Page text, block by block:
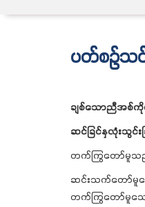
ပတ်စဉ်သ
ချစ်သောညီအစ်ကို
ဆင်ခြင်နှလုံးသွင်းခ
တက်ကြွတော်မူသ
ဆင်းသက်တော်မူ
တက်ကြွတော်မူသ